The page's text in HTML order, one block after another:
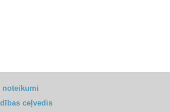
noteikumi
ceļvedis